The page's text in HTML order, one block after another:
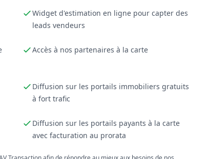
Widget d'estimation en ligne pour capter des
leads vendeurs
Accès à nos partenaires à la carte
Diffusion sur les portails immobiliers gratuits
à fort trafic
Diffusion sur les portails payants à la carte
avec facturation au prorata